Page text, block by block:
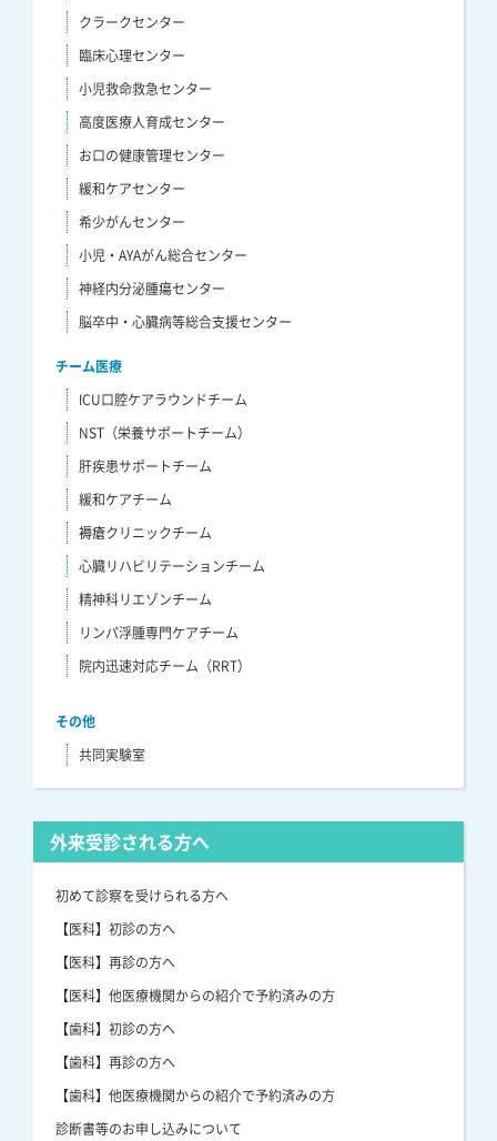
クラークセンター
臨床心理センター
小児救命救急センター
高度医療人育成センター
お口の健康管理センター
緩和ケアセンター
希少がんセンター
小児・AYAがん総合センター
神経内分泌腫瘍センター
脳卒中・心臓病等総合支援センター
チーム医療
ICU口腔ケアラウンドチーム
NST（栄養サポートチーム）
肝疾患サポートチーム
緩和ケアチーム
褥瘡クリニックチーム
心臓リハビリテーションチーム
精神科リエゾンチーム
リンパ浮腫専門ケアチーム
院内迅速対応チーム（RRT）
その他
共同実験室
外来受診される方へ
初めて診察を受けられる方へ
【医科】初診の方へ
【医科】再診の方へ
【医科】他医療機関からの紹介で予約済みの方
【歯科】初診の方へ
【歯科】再診の方へ
【歯科】他医療機関からの紹介で予約済みの方
診断書等のお申し込みについて